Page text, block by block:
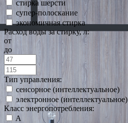
стирка шерсти
супер-полоскание
экономичная стирка
Расход воды за стирку, л:
от
до
Тип управления:
сенсорное (интеллектуальное)
электронное (интеллектуальное)
Класс энергопотребления:
A